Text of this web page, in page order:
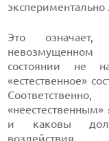
Это
состоянии не
«естественное»
«неестественным»
и каковы
воздействия.